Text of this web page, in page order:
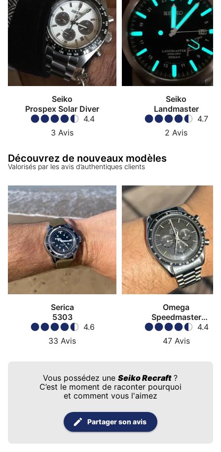
Seiko
Prospex Solar Diver
4.4
3 Avis
Seiko
Landmaster
4.7
2 Avis
Découvrez de nouveaux modèles
Valorisés par les avis d’authentiques clients
Serica
5303
4.6
33 Avis
Omega
Speedmaster
Moonwatch4.4
47 Avis
Vous possédez uneSeiko Recraft?
C’est le moment de raconter pourquoi
et comment vous l'aimez
Partager son avis